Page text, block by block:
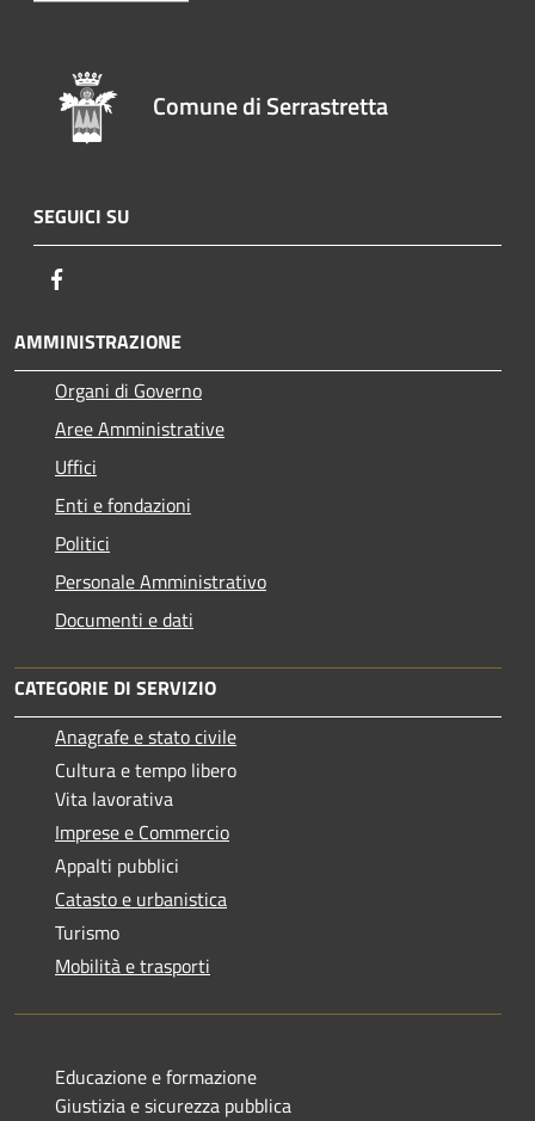
Comune di Serrastretta
SEGUICI SU
AMMINISTRAZIONE
Organi di Governo
Aree Amministrative
Uffici
Enti e fondazioni
Politici
Personale Amministrativo
Documenti e dati
CATEGORIE DI SERVIZIO
Anagrafe e stato civile
Cultura e tempo libero
Vita lavorativa
Imprese e Commercio
Appalti pubblici
Catasto e urbanistica
Turismo
Mobilità e trasporti
Educazione e formazione
Giustizia e sicurezza pubblica